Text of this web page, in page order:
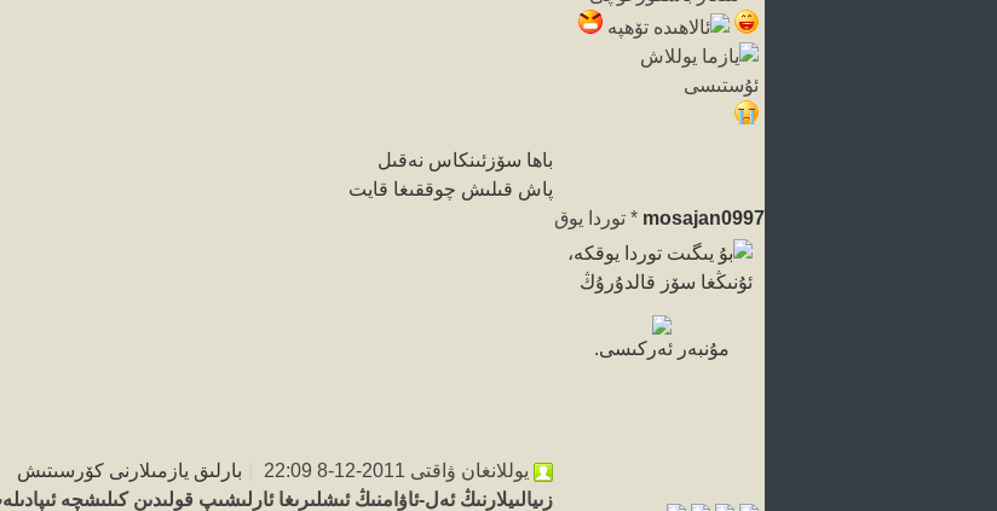
باھا سۆز ئىنكاس نەقىل
پاش قىلىش چوققىغا قايت
mosajan0997
* توردا يوق
مۇنبەر ئەركىسى.
يوللانغان ۋاقتى 2011-12-8 22:09
بارلىق يازمىلارنى كۆرسىتىش
زىيالىيلارنىڭ ئەل-ئاۋامنىڭ ئىشلىرىغا ئارلىشىپ قولىدىن كىلىشچە